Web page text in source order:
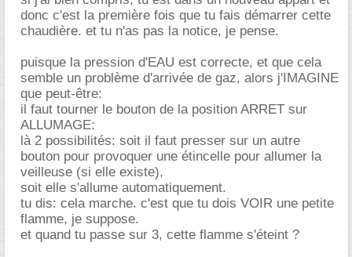
donc c'est la première fois que tu fais démarrer cette
chaudière. et tu n'as pas la notice, je pense.
puisque la pression d'EAU est correcte, et que cela
semble un problème d'arrivée de gaz, alors j'IMAGINE
que peut-être:
il faut tourner le bouton de la position ARRET sur
ALLUMAGE:
là 2 possibilités: soit il faut presser sur un autre
bouton pour provoquer une étincelle pour allumer la
veilleuse (si elle existe),
soit elle s'allume automatiquement.
tu dis: cela marche. c'est que tu dois VOIR une petite
flamme, je suppose.
et quand tu passe sur 3, cette flamme s'éteint ?